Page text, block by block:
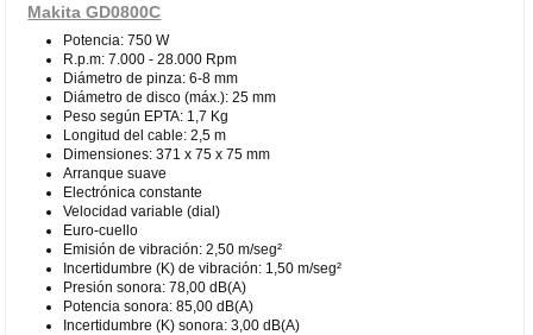
Makita GD0800C
Potencia: 750 W
R.p.m: 7.000 - 28.000 Rpm
Diámetro de pinza: 6-8 mm
Diámetro de disco (máx.): 25 mm
Peso según EPTA: 1,7 Kg
Longitud del cable: 2,5 m
Dimensiones: 371 x 75 x 75 mm
Arranque suave
Electrónica constante
Velocidad variable (dial)
Euro-cuello
Emisión de vibración: 2,50 m/seg²
Incertidumbre (K) de vibración: 1,50 m/seg²
Presión sonora: 78,00 dB(A)
Potencia sonora: 85,00 dB(A)
Incertidumbre (K) sonora: 3,00 dB(A)